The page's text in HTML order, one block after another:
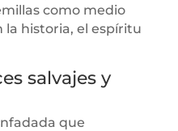
como medio
la historia, el espíritu
salvajes y
que